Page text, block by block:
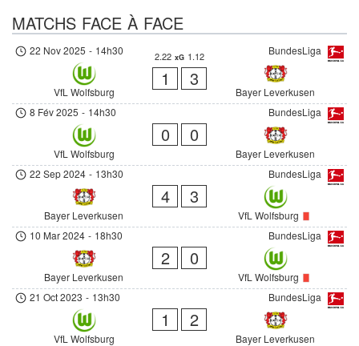
MATCHS FACE À FACE
BundesLiga
22 Nov 2025 - 14h30
VfL Wolfsburg
2.22 xG 1.12
1 3
Bayer Leverkusen
BundesLiga
8 Fév 2025 - 14h30
VfL Wolfsburg
0 0
Bayer Leverkusen
BundesLiga
22 Sep 2024 - 13h30
Bayer Leverkusen
4 3
VfL Wolfsburg
BundesLiga
10 Mar 2024 - 18h30
Bayer Leverkusen
2 0
VfL Wolfsburg
BundesLiga
21 Oct 2023 - 13h30
VfL Wolfsburg
1 2
Bayer Leverkusen